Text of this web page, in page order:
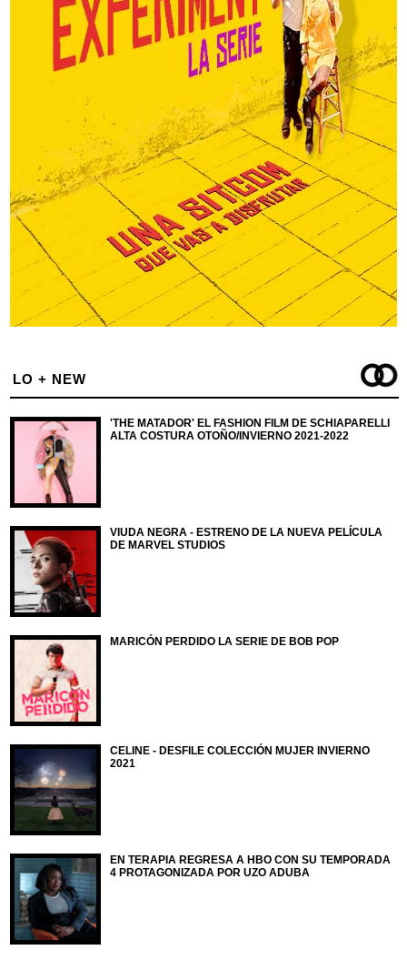
LO + NEW
'THE MATADOR' EL FASHION FILM DE SCHIAPARELLI
ALTA COSTURA OTOÑO/INVIERNO 2021-2022
VIUDA NEGRA - ESTRENO DE LA NUEVA PELÍCULA
DE MARVEL STUDIOS
MARICÓN PERDIDO LA SERIE DE BOB POP
CELINE - DESFILE COLECCIÓN MUJER INVIERNO
2021
EN TERAPIA REGRESA A HBO CON SU TEMPORADA
4 PROTAGONIZADA POR UZO ADUBA